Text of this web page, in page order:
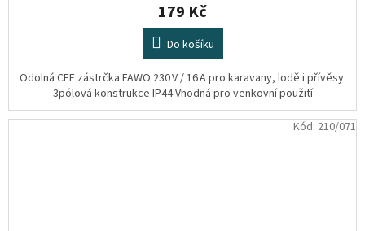
179 Kč
Do košíku
Odolná CEE zástrčka FAWO 230 V / 16 A pro karavany, lodě i přívěsy.
3pólová konstrukce IP44 Vhodná pro venkovní použití
Kód: 210/071